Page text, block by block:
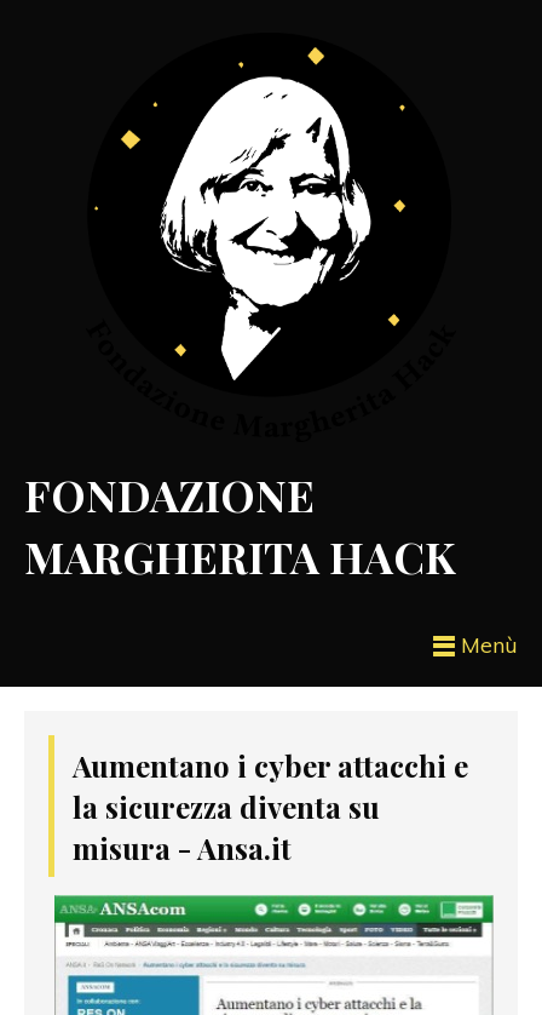
FONDAZIONE
MARGHERITA HACK
Menù
Aumentano i cyber attacchi e
la sicurezza diventa su
misura - Ansa.it